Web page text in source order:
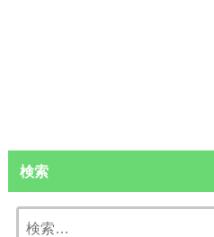
検索